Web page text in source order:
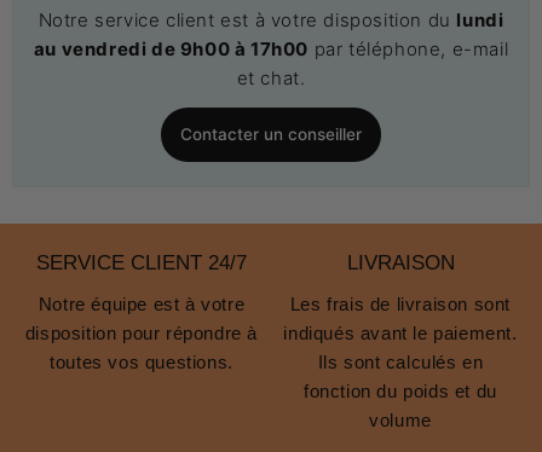
Notre service client est à votre disposition du lundi
au vendredi de 9h00 à 17h00 par téléphone, e-mail
et chat.
Contacter un conseiller
SERVICE CLIENT 24/7
Notre équipe est à votre
disposition pour répondre à
toutes vos questions.
LIVRAISON
Les frais de livraison sont
indiqués avant le paiement.
Ils sont calculés en
fonction du poids et du
volume